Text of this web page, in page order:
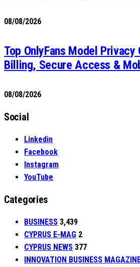
08/08/2026
Top OnlyFans Model
Billing, Secure Access &
08/08/2026
Social
Linkedin
Facebook
Instagram
YouTube
Categories
BUSINESS 3,439
CYPRUS E-MAG 2
CYPRUS NEWS 377
INNOVATION BUSINESS